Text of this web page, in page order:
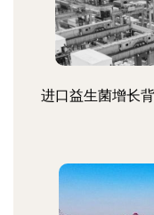
进口益生菌增长